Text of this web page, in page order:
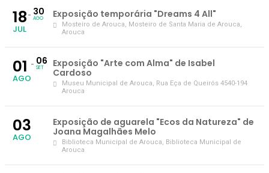
18
JUL
30
AGO Exposição temporária "Dreams 4 All"
Mosteiro de Arouca, Mosteiro de Santa Maria de Arouca,
Arouca
01
AGO
06
SET
Exposição "Arte com Alma" de Isabel
Cardoso
Museu Municipal de Arouca, Rua Eça de Queirós 4540-194
Arouca
03
AGO
Exposição de aguarela "Ecos da Natureza" de
Joana Magalhães Melo
Biblioteca Municipal de Arouca, Biblioteca Municipal de
Arouca